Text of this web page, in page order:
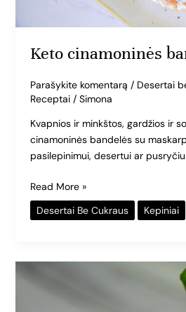
Keto cinamoninės
Parašykite komentarą / Desertai
Receptai/ Simona
Kvapnios ir minkštos, gardžios ir
cinamoninės bandelės su
pasilepinimui, desertui ar
Read More »
Desertai Be Cukraus
Kepiniai